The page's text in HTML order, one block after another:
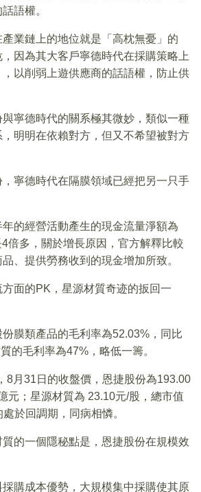
語權。
業鏈上的地位就是「高枕無憂」的
因為其大客戶寧德時代在採購策略上
以削弱上遊供應商的話語權，防止供
寧德時代的關系極其微妙，類似一種
，明明在依賴對方，但又不希望被對方
寧德時代在隔膜領域已經把另一只手
的經營活動產生的現金流量淨額為
倍多，關於增長原因，官方解釋比較
、提供勞務收到的現金增加所致。
面的PK，星源材質奇迹的扳回一
份膜類產品的毛利率為52.03%，同比
的毛利率為47%，略低一籌。
8月31日的收盤價，恩捷股份為193.00
元；星源材質為 23.10元/股，總市值
於回調期，同病相憐。
的一個隱秘點是，恩捷股份在規模效
購成本優勢，大規模集中採購使其原